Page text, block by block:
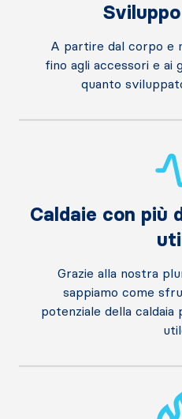
A partire dal corpo e
fino agli accessori e ai
quanto
Caldaie con più
Grazie alla nostra
sappiamo come
potenziale della